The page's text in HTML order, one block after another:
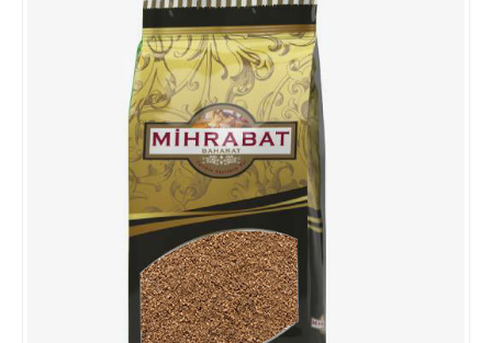
7 TÜRLÜ BAHARAT 1000 GR
7 TÜRLÜ BAHARAT 500 GR
AKBİBER TOZ 1000 GR
AKBİBER TOZ 500 GR
ANASON 1000 GR
ANASON 500 GR
ASPİR ÇİÇEĞİ 500 GR
BEYAZ TANE BİBER (AK BİBE.
BEYAZ TANE BİBER (AK BİBE.
BİBERİYE 1000 GR
BİBERİYE 500 GR
ÇÖREK OTO 1000 GR